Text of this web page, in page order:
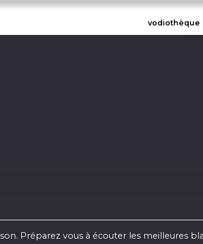
vodiothèque
Préparez vous à écouter les meilleures